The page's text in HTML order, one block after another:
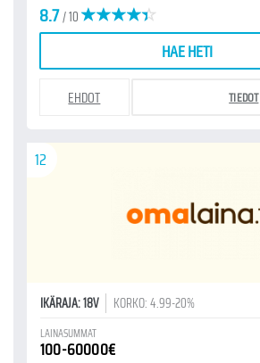
8.7/ 10
HAE HETI
EHDOT TIEDOT
12
IKÄRAJA: 18V KORKO: 4.99-20%
LAINASUMMAT
100-60000€